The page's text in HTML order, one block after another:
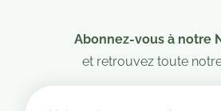
Abonnez-vous à notre
et retrouvez toute